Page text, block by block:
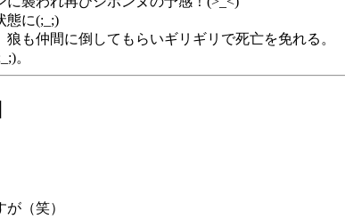
態に(;_;)
も仲間に倒してもらいギリギリで死亡を免れる。
。
（笑）